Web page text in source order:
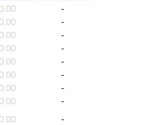
0.00
-
0.00
-
0.00
-
0.00
-
0.00
-
0.00
-
0.00
-
0.00
-
0.00
-